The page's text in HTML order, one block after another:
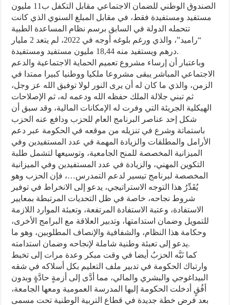
الصندوق الوطني للضمان الاجتماعي مقابل التكفل ب11 مليون
مستفيد ومستفيدة فقط، في مقابل المبلغ السنوي الذي كانت
تتحمله الدولة في السابق برسم نظام المساعدة الطبية
“راميد”، والذي ورغم بلوغه أوجه في 2022، لم يتعد 2 مليار
درهم ويستفيد منه 18,44 مليون مستفيد ومستفيدة.
وباعتبار أن إرساء مشروع تعميم الحماية الاجتماعية والدعم
الاجتماعي المباشر يبقى مشروعا ملكيا ووطنيا كبيرا ممتدا في
الزمن، والذي ما كان له أن يرى النور لولا توفيق الله عز وجل،
ثم تبني جلالة الملك حفظه الله ودعمه له، ثم الإصلاحات
الهيكلية الجريئة التي وفرت له الإمكانات المالية، وقد سبق أن
شكل إحد عناصر البرنامج العام للحزب ودافع عنه الحزب
باستماتة وشرع في تنزيله من موقعه في الحكومة عبر دعم
الأرامل والمطلقات والزيادة المهمة في عدد المستفيدين وفي
الميزانية المخصصة للمنح الجامعية، وتوسيعها لتشمل طلبة
التكوين المهني، والزيادة في عدد المستفيدين وفي الميزانية
المخصصة لبرنامج تيسير لدعم التمدرس…، فإن الحزب وهو
يُقَدِّرُ هذا التوجه الاستراتيجي، يدعو إلى الانخراط في توفير
شروط نجاحه، خاصة في ظل التحديات المرتبطة بمعايير
الاستفادة، وعتبة الاستفادة المرتفعة، وتعبئة الموارد اللازمة
للتمويل وضمان استدامتها، وتدبير العلاقة مع البرامج الأخرى،
وحكامة هذا النظام، والشفافية والإنصاف المطلوبين، وهو ما
يدعو إلى تعبئة وطنية شاملة لإنجاحه وضمان استدامته.
كما نَبَّه الحزبُ أيضا في وقت مبكر وعدة مرات إلى تخبط
وارتباك الحكومة في تدبير ملف التعليم بكل أسلاكه في شقه
البيداغوجي والبشري والمالي، مما أدَّى إلى أزمةٍ حادَّةٍ وبدون
أفُقٍ أدخلت الحكومة إليها المدرسة العمومية ومعها الجامعة،
بعد فرض خطة جديدة في قطاع التربية الوطنية تحت مسمى